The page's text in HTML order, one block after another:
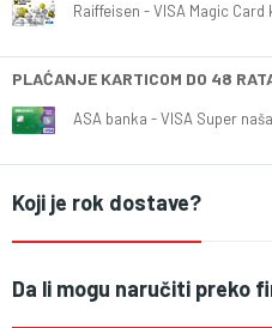
Raiffeisen - VISA Magic
PLAĆANJE KARTICOM DO 48
ASA banka - VISA Super
Koji je rok dostave?
Da li mogu naručiti preko